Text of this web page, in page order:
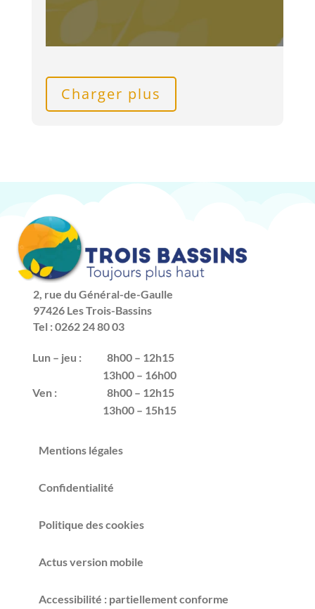
Charger plus
2, rue du Général-de-Gaulle
97426 Les Trois-Bassins
Tel : 0262 24 80 03
Lun – jeu :
8h00 – 12h15
13h00 – 16h00
Ven :
8h00 – 12h15
13h00 – 15h15
Mentions légales
Confidentialité
Politique des cookies
Actus version mobile
Accessibilité : partiellement conforme